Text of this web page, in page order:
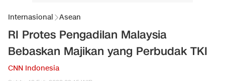
Internasional Asean
RI Protes Pengadilan Malaysia
Bebaskan Majikan yang Perbudak TKI
CNN Indonesia